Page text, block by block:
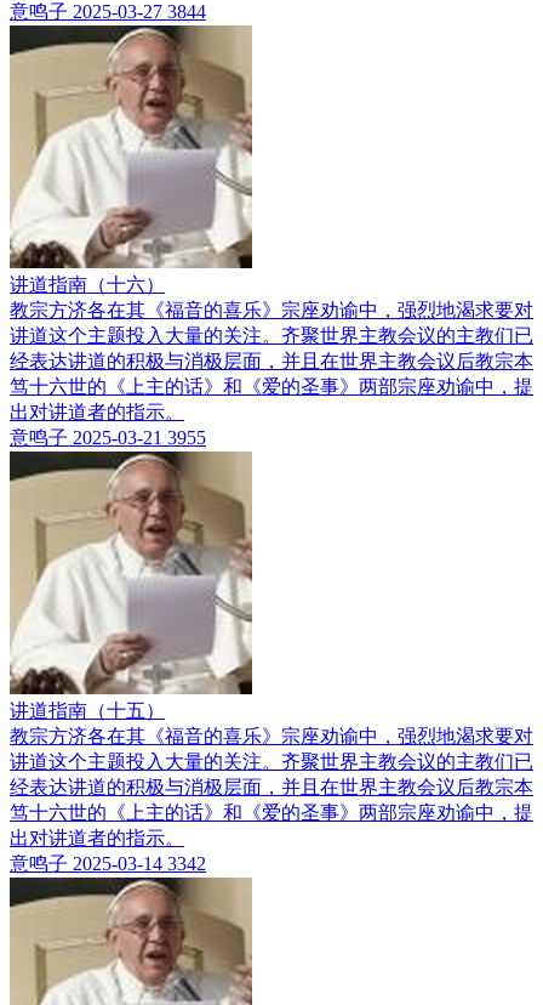
意鸣子 2025-03-27 3844
讲道指南（十六）
教宗方济各在其《福音的喜乐》宗座劝谕中，强烈地渴求要对
讲道这个主题投入大量的关注。齐聚世界主教会议的主教们已
经表达讲道的积极与消极层面，并且在世界主教会议后教宗本
笃十六世的《上主的话》和《爱的圣事》两部宗座劝谕中，提
出对讲道者的指示。
意鸣子 2025-03-21 3955
讲道指南（十五）
教宗方济各在其《福音的喜乐》宗座劝谕中，强烈地渴求要对
讲道这个主题投入大量的关注。齐聚世界主教会议的主教们已
经表达讲道的积极与消极层面，并且在世界主教会议后教宗本
笃十六世的《上主的话》和《爱的圣事》两部宗座劝谕中，提
出对讲道者的指示。
意鸣子 2025-03-14 3342